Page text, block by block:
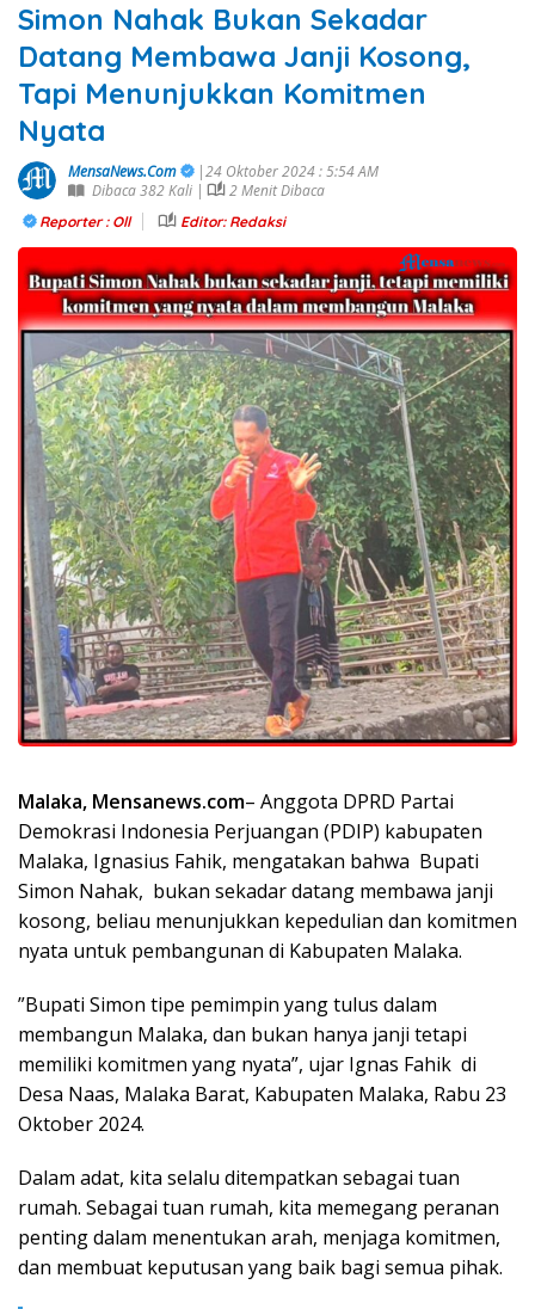
Simon Nahak Bukan Sekadar
Datang Membawa Janji Kosong,
Tapi Menunjukkan Komitmen
Nyata
MensaNews.Com
|24 Oktober 2024 : 5:54 AM
Dibaca 382 Kali |
2 Menit Dibaca
Reporter : Oll Editor: Redaksi
Malaka, Mensanews.com– Anggota DPRD Partai
Demokrasi Indonesia Perjuangan (PDIP) kabupaten
Malaka, Ignasius Fahik, mengatakan bahwa Bupati
Simon Nahak, bukan sekadar datang membawa janji
kosong, beliau menunjukkan kepedulian dan komitmen
nyata untuk pembangunan di Kabupaten Malaka.
”Bupati Simon tipe pemimpin yang tulus dalam
membangun Malaka, dan bukan hanya janji tetapi
memiliki komitmen yang nyata”, ujar Ignas Fahik di
Desa Naas, Malaka Barat, Kabupaten Malaka, Rabu 23
Oktober 2024.
Dalam adat, kita selalu ditempatkan sebagai tuan
rumah. Sebagai tuan rumah, kita memegang peranan
penting dalam menentukan arah, menjaga komitmen,
dan membuat keputusan yang baik bagi semua pihak.